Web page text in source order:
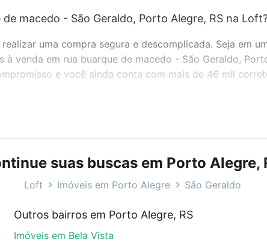
macedo - São Geraldo, Porto Alegre, RS na
uma compra segura e descomplicada. Seja em
venda em rua buarque de macedo - São Geraldo,
e você ainda conta com mais de 46 mil
e até condomínios favoritos. Você também pode
o preço, metragem e comodidades, como piscina,
Porto Alegre, RS ideal para você na Loft.
à venda em rua buarque de macedo - São Geraldo,
se adequar ao seu orçamento. Se ainda tem
suas buscas em Porto Alegre,
Loft Imóveis em Porto Alegre São Geraldo
Outros bairros em Porto Alegre, RS
Imóveis em Bela Vista